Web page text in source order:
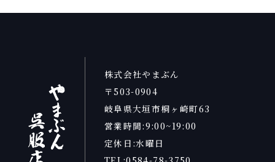
株式会社やまぶん
〒503-0904
岐阜県大垣市桐ヶ崎町63
営業時間:9:00~19:00
定休日:水曜日